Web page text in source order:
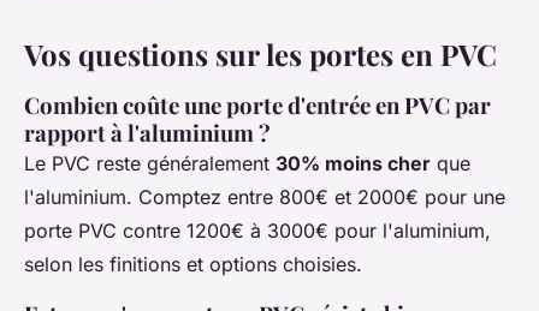
Vos questions sur les portes en PVC
Combien coûte une porte d'entrée en PVC par
rapport à l'aluminium ?
Le PVC reste généralement 30% moins cher que
l'aluminium. Comptez entre 800€ et 2000€ pour une
porte PVC contre 1200€ à 3000€ pour l'aluminium,
selon les finitions et options choisies.